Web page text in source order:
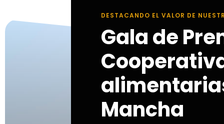
DESTACANDO EL VALOR DE
Gala de
Mancha